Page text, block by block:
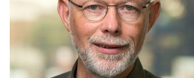
ons
op)